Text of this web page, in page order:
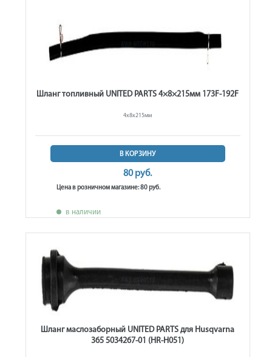
Шланг топливный UNITED PARTS 4×8×215мм 173F-192F
4х8х215мм
В КОРЗИНУ
80 руб.
Цена в розничном магазине: 80 руб.
в наличии
Шланг маслозаборный UNITED PARTS для Husqvarna
365 5034267-01 (HR-H051)